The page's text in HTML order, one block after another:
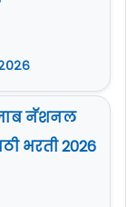
नॅशनल
भरती 2026